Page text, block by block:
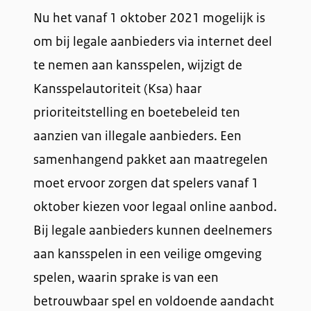
Nu het vanaf 1 oktober 2021 mogelijk is
om bij legale aanbieders via internet deel
te nemen aan kansspelen, wijzigt de
Kansspelautoriteit (Ksa) haar
prioriteitstelling en boetebeleid ten
aanzien van illegale aanbieders. Een
samenhangend pakket aan maatregelen
moet ervoor zorgen dat spelers vanaf 1
oktober kiezen voor legaal online aanbod.
Bij legale aanbieders kunnen deelnemers
aan kansspelen in een veilige omgeving
spelen, waarin sprake is van een
betrouwbaar spel en voldoende aandacht